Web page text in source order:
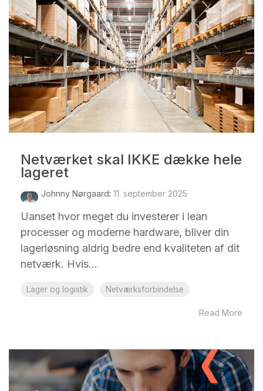
Netværket skal IKKE dække hele
lageret
Johnny Nørgaard: 11. september 2025
Uanset hvor meget du investerer i lean
processer og moderne hardware, bliver din
lagerløsning aldrig bedre end kvaliteten af dit
netværk. Hvis...
Lager og logistik Netværksforbindelse
Read More